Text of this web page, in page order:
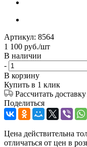
Артикул: 8564
1 100 руб./шт
В наличии
-
В корзину
Купить в 1 клик
Рассчитать доставку
Поделиться
Цена действительна
отличаться от цен в